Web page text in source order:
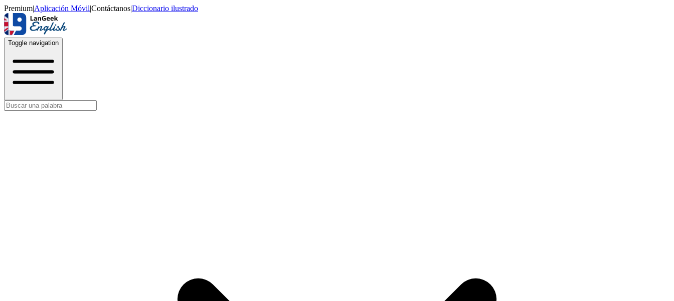
Premium|Aplicación Móvil|Contáctanos|Diccionario ilustrado
Toggle navigation